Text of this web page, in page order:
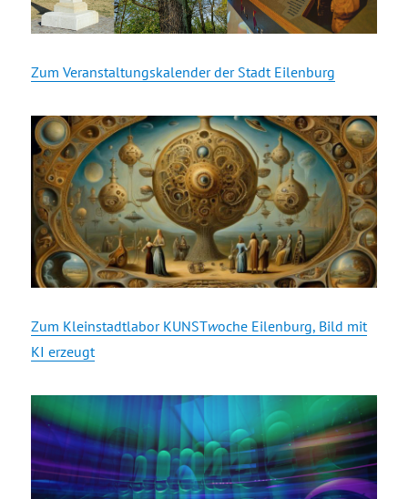
Zum Veranstaltungskalender der Stadt Eilenburg
Zum Kleinstadtlabor KUNSTwoche Eilenburg, Bild mit
KI erzeugt